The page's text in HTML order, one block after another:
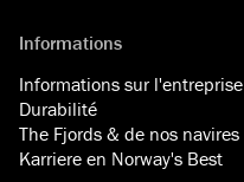
Informations
Informations sur l'entreprise
Durabilité
The Fjords & de nos navires
Karriere en Norway's Best